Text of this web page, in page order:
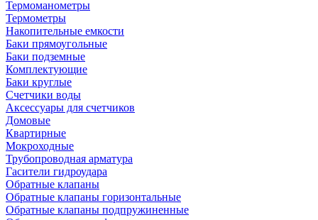
Термоманометры
Термометры
Накопительные емкости
Баки прямоугольные
Баки подземные
Комплектующие
Баки круглые
Счетчики воды
Аксессуары для счетчиков
Домовые
Квартирные
Мокроходные
Трубопроводная арматура
Гасители гидроудара
Обратные клапаны
Обратные клапаны горизонтальные
Обратные клапаны подпружиненные